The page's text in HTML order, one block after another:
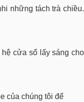
những tách trà chiều.
cửa sổ lấy sáng cho
của chúng tôi để